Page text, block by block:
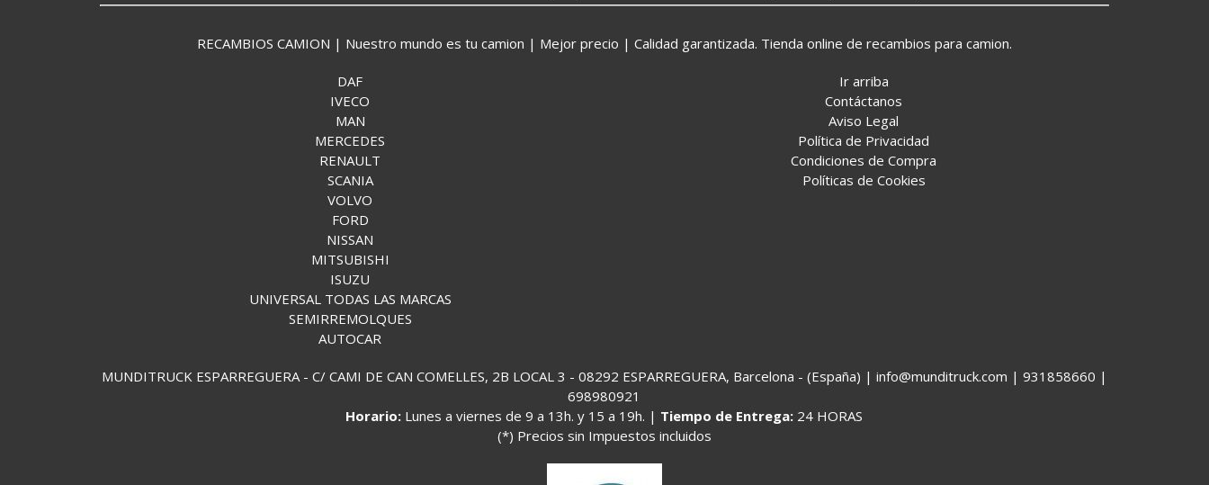
RECAMBIOS CAMION | Nuestro mundo es tu camion | Mejor precio | Calidad garantizada. Tienda online de recambios para camion.
DAF
IVECO
MAN
MERCEDES
RENAULT
SCANIA
VOLVO
FORD
NISSAN
MITSUBISHI
ISUZU
UNIVERSAL TODAS LAS MARCAS
SEMIRREMOLQUES
AUTOCAR
Ir arriba
Contáctanos
Aviso Legal
Política de Privacidad
Condiciones de Compra
Políticas de Cookies
MUNDITRUCK ESPARREGUERA - C/ CAMI DE CAN COMELLES, 2B LOCAL 3 - 08292 ESPARREGUERA, Barcelona - (España) | info@munditruck.com | 931858660 |
698980921
Horario: Lunes a viernes de 9 a 13h. y 15 a 19h. | Tiempo de Entrega: 24 HORAS
(*) Precios sin Impuestos incluidos